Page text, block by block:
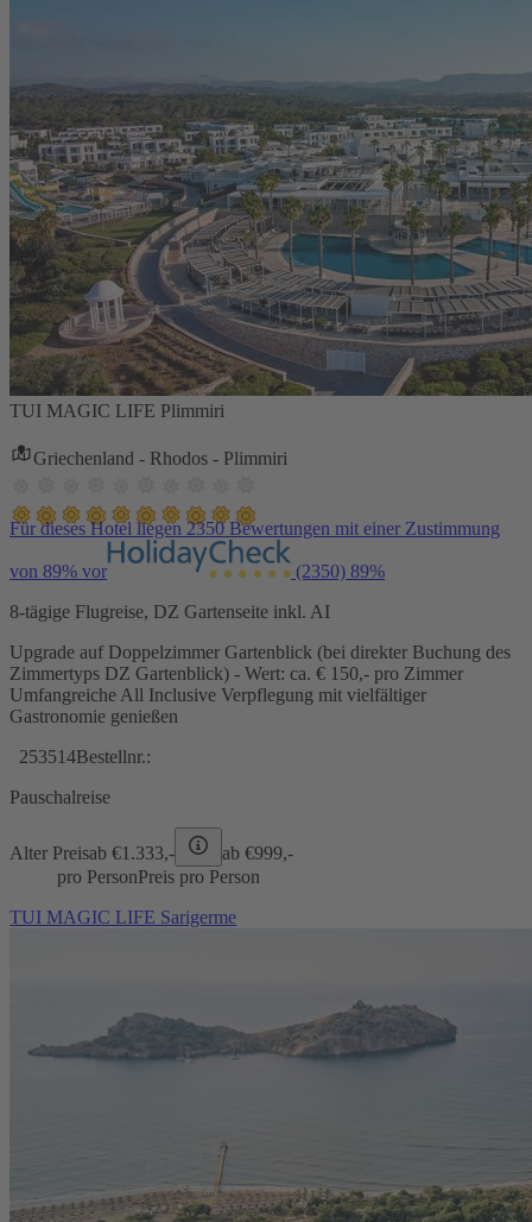
TUI MAGIC LIFE Plimmiri
Griechenland - Rhodos - Plimmiri
Für dieses Hotel liegen 2350 Bewertungen mit einer Zustimmung
von 89% vor (2350) 89%
8-tägige Flugreise, DZ Gartenseite inkl. AI
Upgrade auf Doppelzimmer Gartenblick (bei direkter Buchung des
Zimmertyps DZ Gartenblick) - Wert: ca. € 150,- pro Zimmer
Umfangreiche All Inclusive Verpflegung mit vielfältiger
Gastronomie genießen
253514Bestellnr.:
Pauschalreise
Alter Preisab €1.333,- ab €999,-
pro PersonPreis pro Person
TUI MAGIC LIFE Sarigerme